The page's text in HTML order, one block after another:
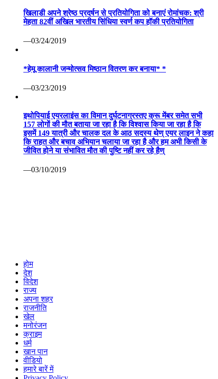
खिलाडी अपने श्रेष्ठ प्रदर्षन से प्रतियोगिता को बनाएं रोमांचक: श्री
मेहता 82वीं अखिल भारतीय सिंधिया स्वर्ण कप हॉकी प्रतियोगिता
—03/24/2019
*हेमू कालानी जन्मोत्सव मिष्ठान वितरण कर बनाया* *
—03/23/2019
इथोपियाई एयरलाइंस का विमान दुर्घटनाग्रस्तए क्रू मेंबर समेत सभी
157 लोगों की मौत बताया जा रहा है कि विश्वास किया जा रहा है कि
इसमें 149 यात्री और चालक दल के आठ सदस्य थेण् एयर लाइन ने कहा
कि राहत और बचाव अभियान चलाया जा रहा है और हम अभी किसी के
जीवित होने या संभावित मौत की पुष्टि नहीं कर रहे हैण्
—03/10/2019